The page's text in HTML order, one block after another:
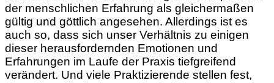
der menschlichen Erfahrung als gleichermaßen
gültig und göttlich angesehen. Allerdings ist es
auch so, dass sich unser Verhältnis zu einigen
dieser herausfordernden Emotionen und
Erfahrungen im Laufe der Praxis tiefgreifend
verändert. Und viele Praktizierende stellen fest,